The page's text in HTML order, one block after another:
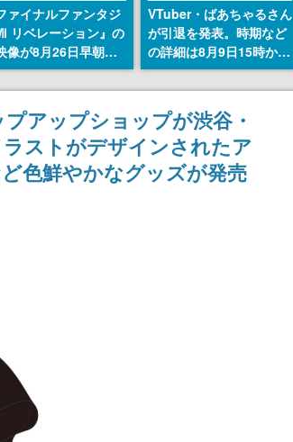
ァイナルファンタジ
リベレーション』の
像が8月26日早朝に
へ。『FF7』リメイ
リーズの完結編、
」のオープ
グナイトライブにて
レクターの浜口直樹
登壇する予定
VTuber・ばあちゃるさん
が引退を発表。時期など
の詳細は8月9日15時から
の配信で説明
アップショップが渋谷・
ストがデザインされたア
色鮮やかなグッズが発売